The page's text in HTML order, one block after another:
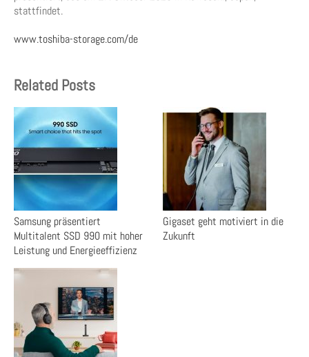
stattfindet.
www.toshiba-storage.com/de
Related Posts
Samsung präsentiert
Multitalent SSD 990 mit hoher
Leistung und Energieeffizienz
Gigaset geht motiviert in die
Zukunft